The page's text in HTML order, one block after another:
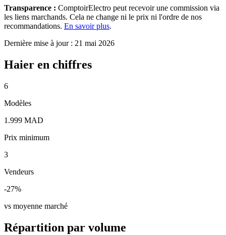
Transparence : ComptoirElectro peut recevoir une commission via
les liens marchands. Cela ne change ni le prix ni l'ordre de nos
recommandations. En savoir plus.
Dernière mise à jour : 21 mai 2026
Haier en chiffres
6
Modèles
1.999 MAD
Prix minimum
3
Vendeurs
-27%
vs moyenne marché
Répartition par volume